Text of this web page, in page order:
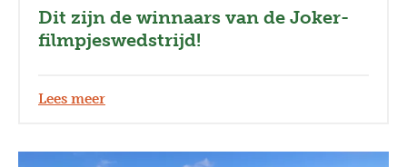
Dit zijn de winnaars van de Joker-
filmpjeswedstrijd!
Lees meer